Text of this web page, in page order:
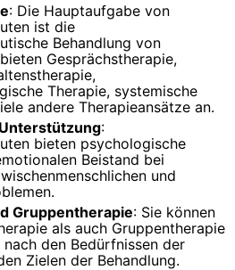
: Die Hauptaufgabe von
ist die
Behandlung von
Gesprächstherapie,
Therapie, systemische
andere Therapieansätze an.
:
bieten psychologische
Beistand bei
und
Gruppentherapie: Sie können
als auch Gruppentherapie
den Bedürfnissen der
Zielen der Behandlung.